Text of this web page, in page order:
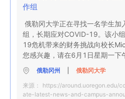
作组
俄勒冈大学正在寻找一名学生
组，长期应对COVID-19。该小
19危机带来的财务挑战向校长
您感兴趣，请在6月1日星期一下
俄勒冈州
俄勒冈大学
来源： https://around.uoregon.edu/
ate-latest-news-and-campus-